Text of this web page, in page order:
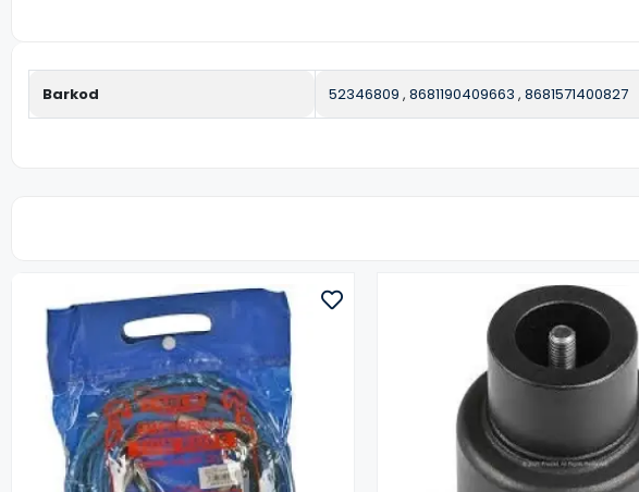
Barkod 52346809 , 8681190409663 , 8681571400827